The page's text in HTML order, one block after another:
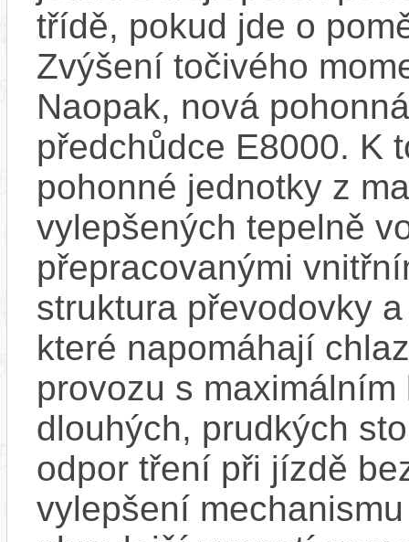
třídě, pokud jde o
Zvýšení točivého
Naopak, nová
předchůdce E8000. K
pohonné jednotky z
vylepšených tepelně
přepracovanými
struktura převodovky
které napomáhají
provozu s
dlouhých, prudkých
odpor tření při jízdě
vylepšení